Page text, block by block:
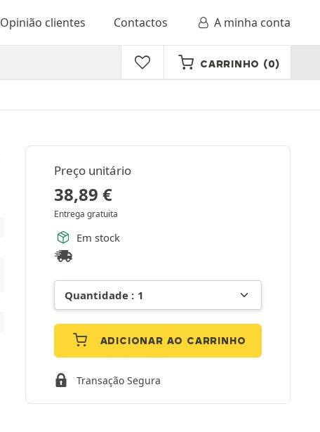
Opinião clientes Contactos A minha conta
CARRINHO (0)
Preço unitário
38,89 €
Entrega gratuita
Em stock
ADICIONAR AO CARRINHO
Transação Segura